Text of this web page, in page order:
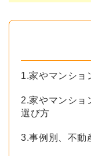
1.家やマンショ
2.家やマンショ
選び方
3.事例別、不動